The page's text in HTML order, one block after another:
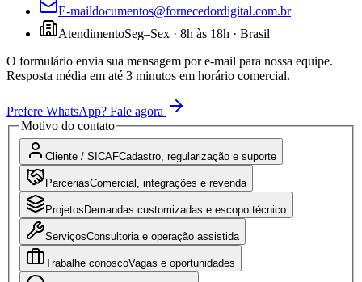
E-maildocumentos@fornecedordigital.com.br
AtendimentoSeg–Sex · 8h às 18h · Brasil
O formulário envia sua mensagem por e-mail para nossa equipe.
Resposta média em até 3 minutos em horário comercial.
Prefere WhatsApp? Fale agora
Motivo do contato
Cliente / SICAFCadastro, regularização e suporte
ParceriasComercial, integrações e revenda
ProjetosDemandas customizadas e escopo técnico
ServiçosConsultoria e operação assistida
Trabalhe conoscoVagas e oportunidades